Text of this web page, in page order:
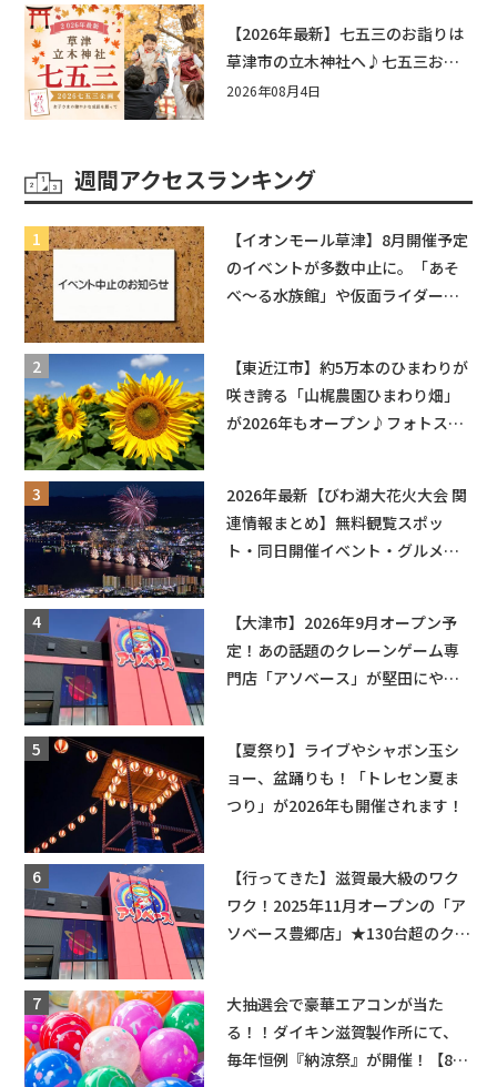
【2026年最新】七五三のお詣りは
草津市の立木神社へ♪七五三お祝
い企画をご紹介！
2026年08月4日
週間アクセスランキング
【イオンモール草津】8月開催予定
のイベントが多数中止に。「あそ
べ〜る水族館」や仮面ライダーシ
【東近江市】約5万本のひまわりが
咲き誇る「山梶農園ひまわり畑」
が2026年もオープン♪フォトスポ
2026年最新【びわ湖大花火大会 関
連情報まとめ】無料観覧スポッ
ト・同日開催イベント・グルメマ
【大津市】2026年9月オープン予
定！あの話題のクレーンゲーム専
門店「アソベース」が堅田にやっ
【夏祭り】ライブやシャボン玉シ
ョー、盆踊りも！「トレセン夏ま
つり」が2026年も開催されます！
【行ってきた】滋賀最大級のワク
ワク！2025年11月オープンの「ア
ソベース豊郷店」★130台超のクレ
大抽選会で豪華エアコンが当た
る！！ダイキン滋賀製作所にて、
毎年恒例『納涼祭』が開催！【8月